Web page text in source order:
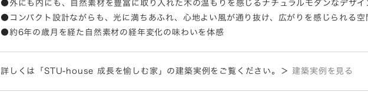
●外にも内にも、自然素材を豊富に取り入れた木の温もりを感じるナチュラルモダンなデザイ
●コンパクト設計ながらも、光に満ちあふれ、心地よい風が通り抜け、広がりを感じられる空
●約6年の歳月を経た自然素材の経年変化の味わいを体感
詳しくは「STU-house 成長を愉しむ家」の建築実例をご覧ください。＞ 建築実例を見る